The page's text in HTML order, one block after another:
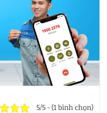
5/5 - (1 bình chọn)